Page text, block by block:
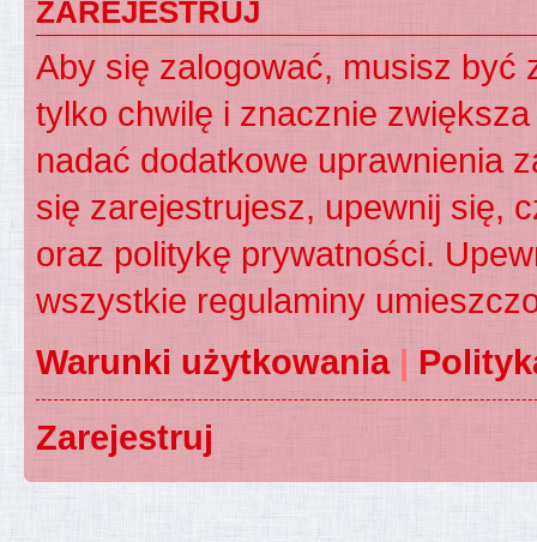
ZAREJESTRUJ
Aby się zalogować, musisz być
tylko chwilę i znacznie
nadać dodatkowe uprawnienia
się zarejestrujesz, upewnij się,
oraz politykę prywatności.
wszystkie regulaminy
Warunki użytkowania|
Zarejestruj